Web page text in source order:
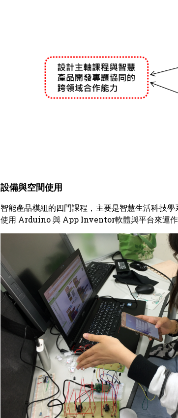
設備與空間使用
智能產品模組的四門課程，主要是智慧生活科技
使用 Arduino 與 App Inventor軟體與平台來運作